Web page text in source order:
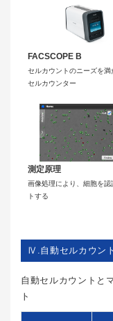
FACSCOPE B
セルカウントのニーズを満
セルカウンター
測定原理
画像処理により、細胞を認
トする
Ⅳ.自動セルカウン
自動セルカウントと
ト